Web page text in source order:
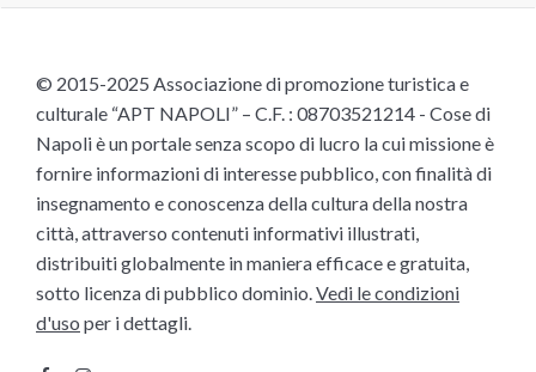
© 2015-2025 Associazione di promozione turistica e
culturale “APT NAPOLI” – C.F. : 08703521214 - Cose di
Napoli è un portale senza scopo di lucro la cui missione è
fornire informazioni di interesse pubblico, con finalità di
insegnamento e conoscenza della cultura della nostra
città, attraverso contenuti informativi illustrati,
distribuiti globalmente in maniera efficace e gratuita,
sotto licenza di pubblico dominio.Vedi le condizioni
d'uso per i dettagli.